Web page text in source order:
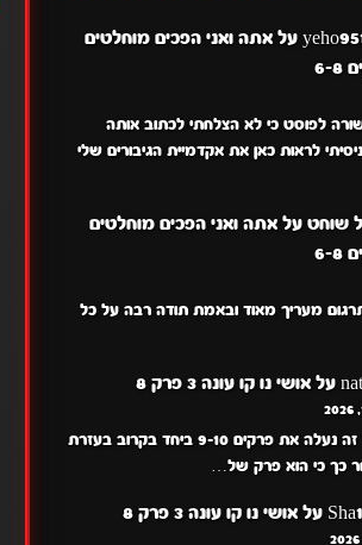
עלאתה ואני הפכים מוחלטים
8
לפוסט כי לא הצלחתי לכתוב אותה
לראות כאן את אקדמיית הגיבורים שלי
שוחט עלאתה ואני הפכים מוחלטים
8
מעריך מאוד ובאמת תודה רבה על כל
עלאושי נו קו עונה 3 פרק 8
אנחנו עובדים על זה נעלה את פרקים 9-10 ביחד בקרוב בעזרת
עלאושי נו קו עונה 3 פרק 8